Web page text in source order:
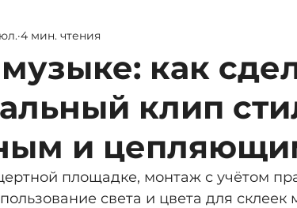
и Брендинг
как
клип
и
4 мин. чтения
площадке, монтаж с учётом
света и цвета для